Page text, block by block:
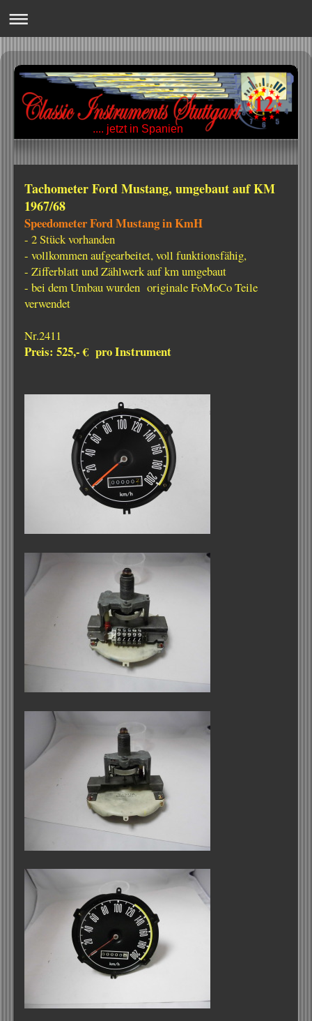
.... jetzt in Spanien
Tachometer Ford Mustang, umgebaut auf KM
1967/68
Speedometer Ford Mustang in KmH
- 2 Stück vorhanden
- vollkommen aufgearbeitet, voll funktionsfähig,
- Zifferblatt und Zählwerk auf km umgebaut
- bei dem Umbau wurden originale FoMoCo Teile
verwendet
Nr.2411
Preis: 525,- € pro Instrument